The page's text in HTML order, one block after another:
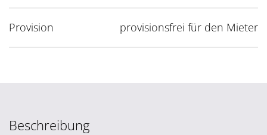
Provision provisionsfrei für den Mieter
Beschreibung